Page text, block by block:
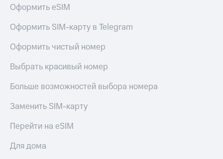
Оформить eSIM
Оформить SIM-карту в Telegram
Оформить чистый номер
Выбрать красивый номер
Больше возможностей выбора номера
Заменить SIM-карту
Перейти на eSIM
Для дома